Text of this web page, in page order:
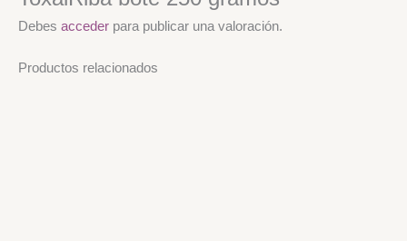
Debes acceder para publicar una valoración.
Productos relacionados